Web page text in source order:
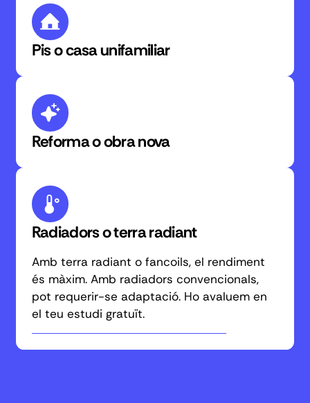
Pis o casa unifamiliar
Reforma o obra nova
Radiadors o terra radiant
Amb terra radiant o fancoils, el rendiment